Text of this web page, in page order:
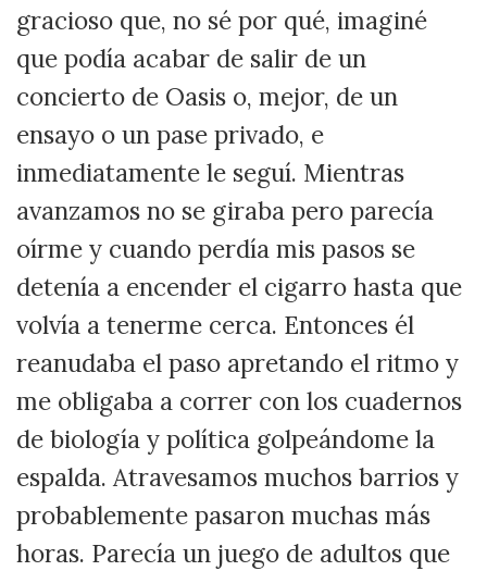
gracioso que, no sé por qué, imaginé
que podía acabar de salir de un
concierto de Oasis o, mejor, de un
ensayo o un pase privado, e
inmediatamente le seguí. Mientras
avanzamos no se giraba pero parecía
oírme y cuando perdía mis pasos se
detenía a encender el cigarro hasta que
volvía a tenerme cerca. Entonces él
reanudaba el paso apretando el ritmo y
me obligaba a correr con los cuadernos
de biología y política golpeándome la
espalda. Atravesamos muchos barrios y
probablemente pasaron muchas más
horas. Parecía un juego de adultos que